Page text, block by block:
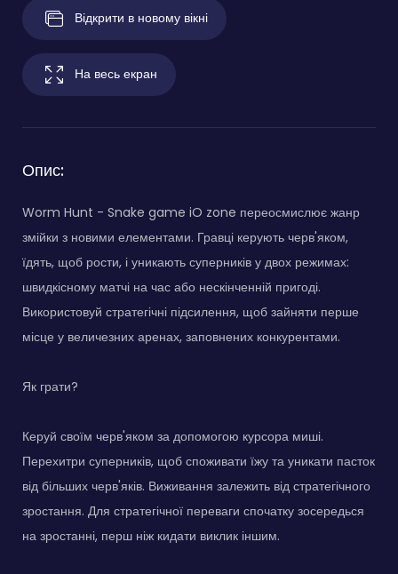
Відкрити в новому вікні
На весь екран
Опис:
Worm Hunt - Snake game iO zone переосмислює жанр
змійки з новими елементами. Гравці керують черв'яком,
їдять, щоб рости, і уникають суперників у двох режимах:
швидкісному матчі на час або нескінченній пригоді.
Використовуй стратегічні підсилення, щоб зайняти перше
місце у величезних аренах, заповнених конкурентами.
Як грати?
Керуй своїм черв'яком за допомогою курсора миші.
Перехитри суперників, щоб споживати їжу та уникати пасток
від більших черв'яків. Виживання залежить від стратегічного
зростання. Для стратегічної переваги спочатку зосередься
на зростанні, перш ніж кидати виклик іншим.